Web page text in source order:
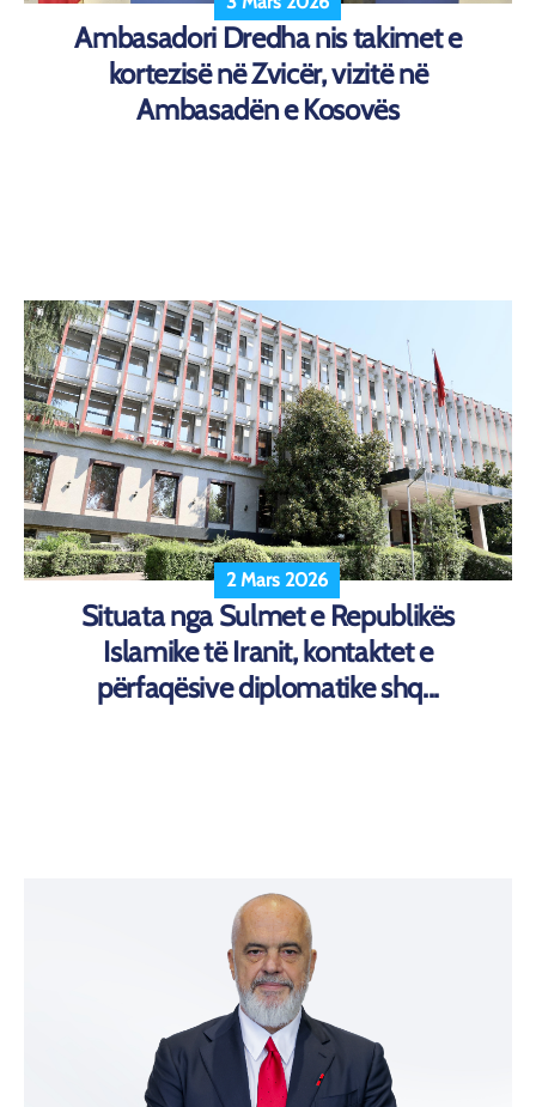
Ambasadori Dredha nis takimet e
kortezisë në Zvicër, vizitë në
Ambasadën e Kosovës
2 Mars 2026
Situata nga Sulmet e Republikës
Islamike të Iranit, kontaktet e
përfaqësive diplomatike shq...